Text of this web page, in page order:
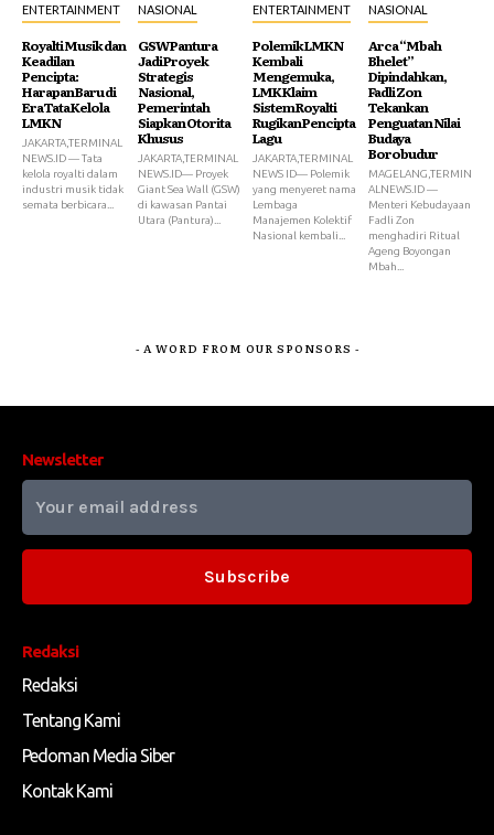
ENTERTAINMENT
Royalti Musik dan
Keadilan
Pencipta:
Harapan Baru di
Era Tata Kelola
LMKN
JAKARTA,TERMINAL
NEWS.ID — Tata
kelola royalti dalam
industri musik tidak
semata berbicara...
NASIONAL
GSW Pantura
Jadi Proyek
Strategis
Nasional,
Pemerintah
Siapkan Otorita
Khusus
JAKARTA,TERMINAL
NEWS.ID— Proyek
Giant Sea Wall (GSW)
di kawasan Pantai
Utara (Pantura)...
ENTERTAINMENT
Polemik LMKN
Kembali
Mengemuka,
LMK Klaim
Sistem Royalti
Rugikan Pencipta
Lagu
JAKARTA,TERMINAL
NEWS ID— Polemik
yang menyeret nama
Lembaga
Manajemen Kolektif
Nasional kembali...
NASIONAL
Arca “Mbah
Bhelet”
Dipindahkan,
Fadli Zon
Tekankan
Penguatan Nilai
Budaya
Borobudur
MAGELANG,TERMIN
ALNEWS.ID —
Menteri Kebudayaan
Fadli Zon
menghadiri Ritual
Ageng Boyongan
Mbah...
- A WORD FROM OUR SPONSORS -
Redaksi
Redaksi
Tentang Kami
Pedoman Media Siber
Kontak Kami
Newsletter
Subscribe